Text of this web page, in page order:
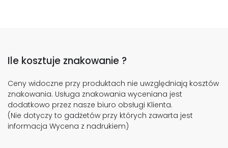
Ile kosztuje znakowanie ?
Ceny widoczne przy produktach nie uwzględniają kosztów
znakowania. Usługa znakowania wyceniana jest
dodatkowo przez nasze biuro obsługi Klienta.
(Nie dotyczy to gadżetów przy których zawarta jest
informacja Wycena z nadrukiem)